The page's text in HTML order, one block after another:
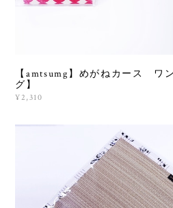
【amtsumg】めがねカース ワ
グ】
¥2,310